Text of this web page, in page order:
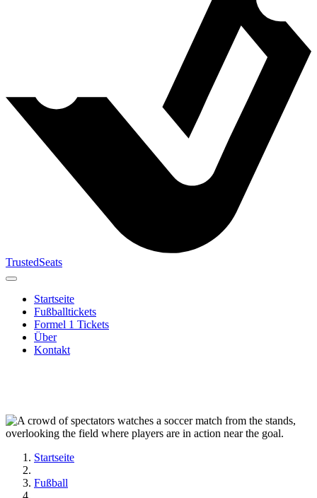
TrustedSeats
Startseite
Fußballtickets
Formel 1 Tickets
Über
Kontakt
Startseite
Fußball